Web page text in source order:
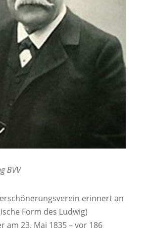
BVV
erinnert an
Form des Ludwig)
am 23. Mai 1835 – vor 186